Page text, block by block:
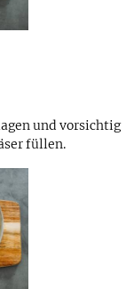
und vorsichtig
füllen.